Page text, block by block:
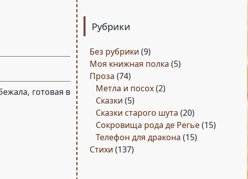
готовая в
Рубрики
Без рубрики (9)
Моя книжная полка (5)
Проза (74)
Метла и посох(2)
Сказки (5)
Сказки старого шута (20)
Сокровища рода де Регье(15)
Телефон для дракона (15)
Стихи (137)